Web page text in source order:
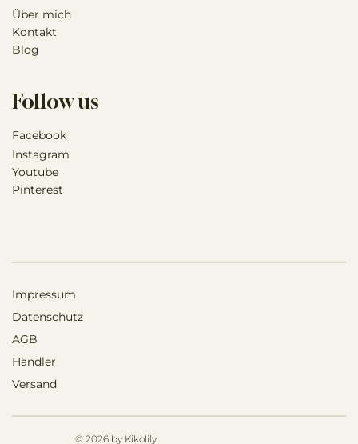
© 2026 by Kikolily
Impressum
Datenschutz
AGB
Händler
Versand
Follow us
Facebook
Instagram
Youtube
Pinterest
Über mich
Kontakt
Blog